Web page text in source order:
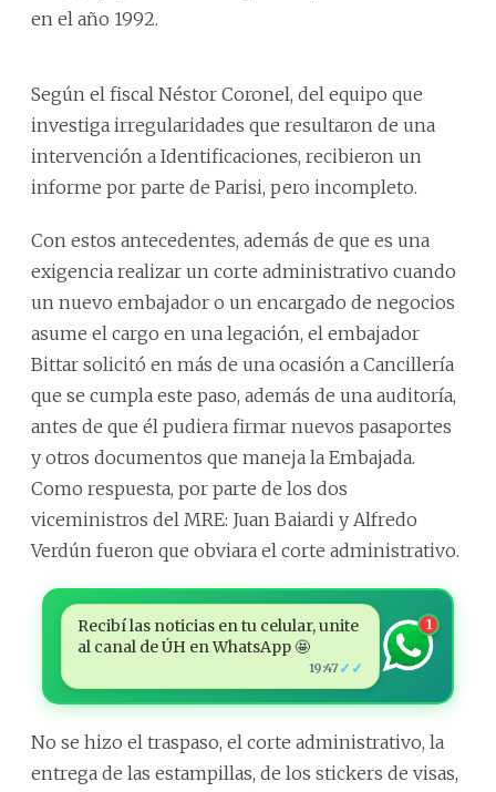
en el año 1992.
Según el fiscal Néstor Coronel, del equipo que
investiga irregularidades que resultaron de una
intervención a Identificaciones, recibieron un
informe por parte de Parisi, pero incompleto.
Con estos antecedentes, además de que es una
exigencia realizar un corte administrativo cuando
un nuevo embajador o un encargado de negocios
asume el cargo en una legación, el embajador
Bittar solicitó en más de una ocasión a Cancillería
que se cumpla este paso, además de una auditoría,
antes de que él pudiera firmar nuevos pasaportes
y otros documentos que maneja la Embajada.
Como respuesta, por parte de los dos
viceministros del MRE: Juan Baiardi y Alfredo
Verdún fueron que obviara el corte administrativo.
Recibí las noticias en tu celular, unite
al canal de ÚH en WhatsApp 🤩
19:47 ✓✓
1
No se hizo el traspaso, el corte administrativo, la
entrega de las estampillas, de los stickers de visas,